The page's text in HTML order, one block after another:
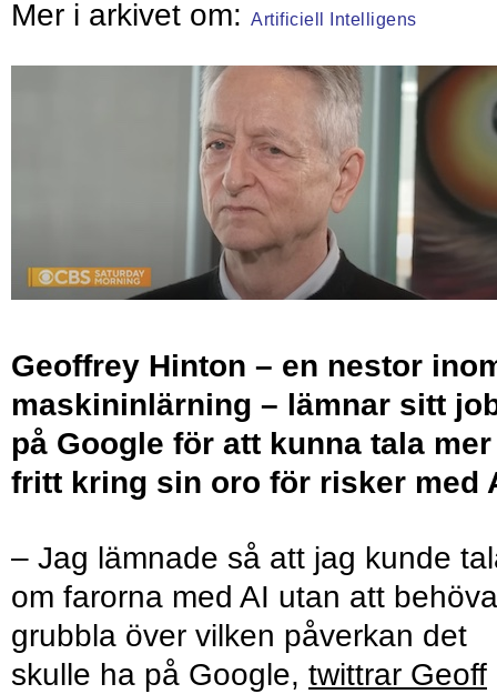
Artificiell Intelligens
Geoffrey Hinton – en nestor
maskininlärning – lämnar sitt
på Google för att kunna tala mer
fritt kring sin oro för risker med
– Jag lämnade så att jag kunde
om farorna med AI utan att behöva
grubbla över vilken påverkan det
skulle ha på Google, twittrar Geoff